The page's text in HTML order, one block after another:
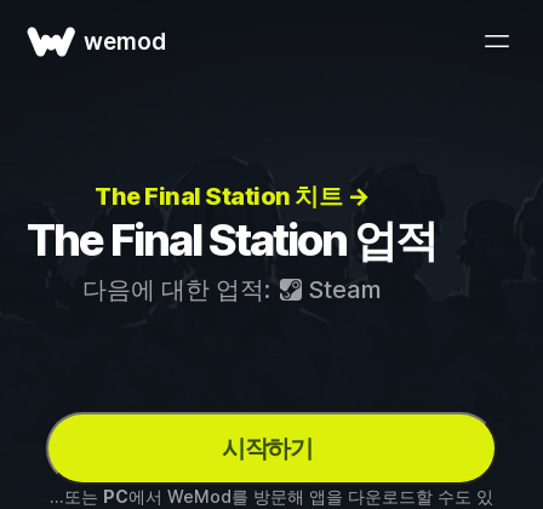
wemod
The Final Station 치트 →
The Final Station 업적
다음에 대한 업적: Steam
시작하기
...또는 PC에서 WeMod를 방문해 앱을 다운로드할 수도 있